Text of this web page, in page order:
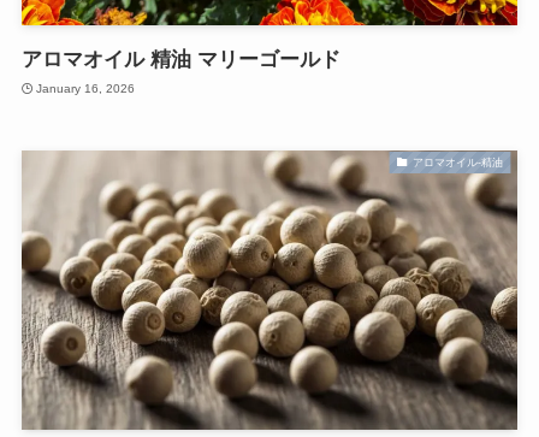
アロマオイル 精油 マリーゴールド
January 16, 2026
アロマオイル-精油